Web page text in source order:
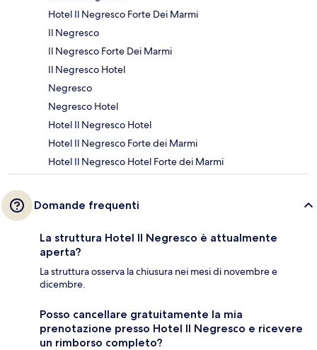
Hotel Il Negresco Forte Dei Marmi
Il Negresco
Il Negresco Forte Dei Marmi
Il Negresco Hotel
Negresco
Negresco Hotel
Hotel Il Negresco Hotel
Hotel Il Negresco Forte dei Marmi
Hotel Il Negresco Hotel Forte dei Marmi
Domande frequenti
La struttura Hotel Il Negresco è attualmente
aperta?
La struttura osserva la chiusura nei mesi di novembre e
dicembre.
Posso cancellare gratuitamente la mia
prenotazione presso Hotel Il Negresco e ricevere
un rimborso completo?